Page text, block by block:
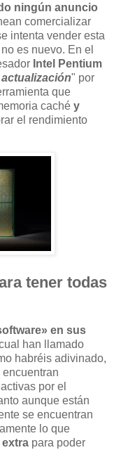
ningún anuncio
comercializar
intenta vender esta
es nuevo. En el
Intel Pentium
" por
que
caché y
el rendimiento
tener todas
en sus
han llamado
habréis adivinado,
por el
aunque están
se encuentran
lo que
extra para poder